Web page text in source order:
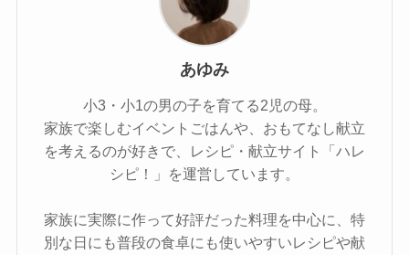
あゆみ
小3・小1の男の子を育てる2児の母。
家族で楽しむイベントごはんや、おもてなし献立
を考えるのが好きで、レシピ・献立サイト「ハレ
シピ！」を運営しています。
家族に実際に作って好評だった料理を中心に、特
別な日にも普段の食卓にも使いやすいレシピや献